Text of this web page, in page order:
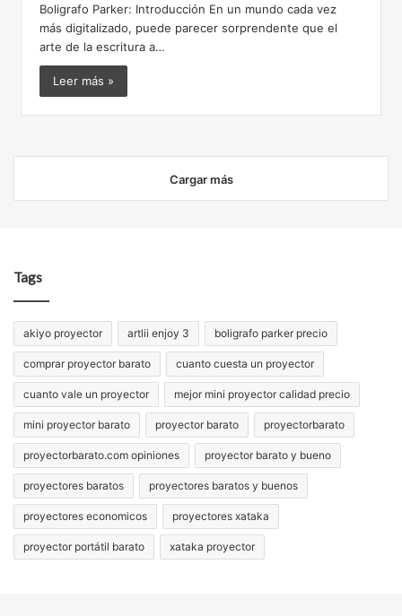
Boligrafo Parker: Introducción En un mundo cada vez
más digitalizado, puede parecer sorprendente que el
arte de la escritura a…
Leer más »
Cargar más
Tags
akiyo proyector artlii enjoy 3 boligrafo parker precio
comprar proyector barato cuanto cuesta un proyector
cuanto vale un proyector mejor mini proyector calidad precio
mini proyector barato proyector barato proyectorbarato
proyectorbarato.com opiniones proyector barato y bueno
proyectores baratos proyectores baratos y buenos
proyectores economicos proyectores xataka
proyector portátil barato xataka proyector